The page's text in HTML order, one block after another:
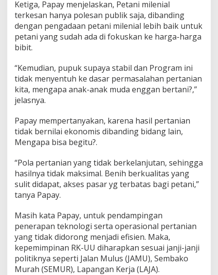
Ketiga, Papay menjelaskan, Petani milenial
terkesan hanya polesan publik saja, dibanding
dengan pengadaan petani milenial lebih baik untuk
petani yang sudah ada di fokuskan ke harga-harga
bibit.
“Kemudian, pupuk supaya stabil dan Program ini
tidak menyentuh ke dasar permasalahan pertanian
kita, mengapa anak-anak muda enggan bertani?,”
jelasnya.
Papay mempertanyakan, karena hasil pertanian
tidak bernilai ekonomis dibanding bidang lain,
Mengapa bisa begitu?.
“Pola pertanian yang tidak berkelanjutan, sehingga
hasilnya tidak maksimal. Benih berkualitas yang
sulit didapat, akses pasar yg terbatas bagi petani,”
tanya Papay.
Masih kata Papay, untuk pendampingan
penerapan teknologi serta operasional pertanian
yang tidak didorong menjadi efisien. Maka,
kepemimpinan RK-UU diharapkan sesuai janji-janji
politiknya seperti Jalan Mulus (JAMU), Sembako
Murah (SEMUR), Lapangan Kerja (LAJA).